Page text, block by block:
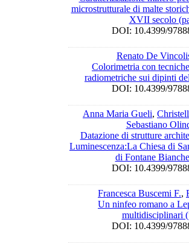
microstrutturale di malte
XVII secolo
DOI: 10.4399/
Renato De
Colorimetria con
radiometriche sui dipinti
DOI: 10.4399/
Anna Maria Gueli,
Sebastiano
Datazione di strutture
Luminescenza:La Chiesa di
di Fontane
DOI: 10.4399/
Francesca Buscemi F.,
Un ninfeo romano a
multidisciplinari
DOI: 10.4399/